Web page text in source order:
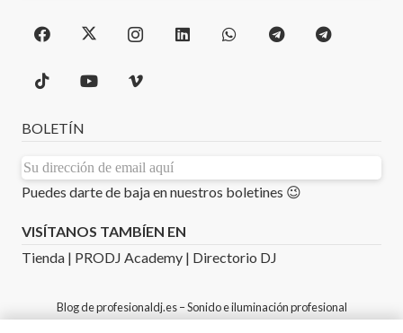
BOLETÍN
Puedes darte de baja en nuestros boletines 😉
VISÍTANOS TAMBÍEN EN
Tienda | PRODJ Academy | Directorio DJ
Blog deprofesionaldj.es– Sonido e iluminación profesional